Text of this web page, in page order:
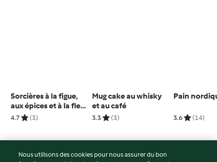
Sorcières à la figue,
aux épices et à la fleur
d'oranger
4.7 (3)
Mug cake au whisky
et au café
3.3 (3)
Pain
3.6 (14)
Nous utilisons des cookies pour nous assurer du bon